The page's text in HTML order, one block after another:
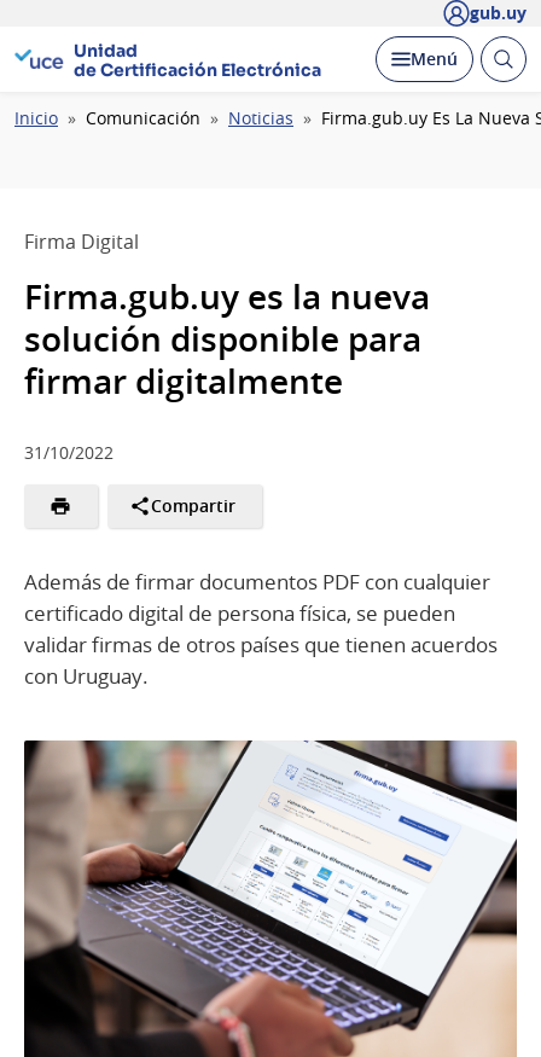
gub.uy
Unidad
de Certificación Electrónica
Desplegar
Menú Abrir
Ruta
Inicio Comunicación Noticias Firma.gub.uy Es La
Firma Digital
Firma.gub.uy es la nueva
solución disponible para
firmar digitalmente
31/10/2022
Compartir
Además de firmar documentos PDF con cualquier
certificado digital de persona física, se pueden
validar firmas de otros países que tienen acuerdos
con Uruguay.